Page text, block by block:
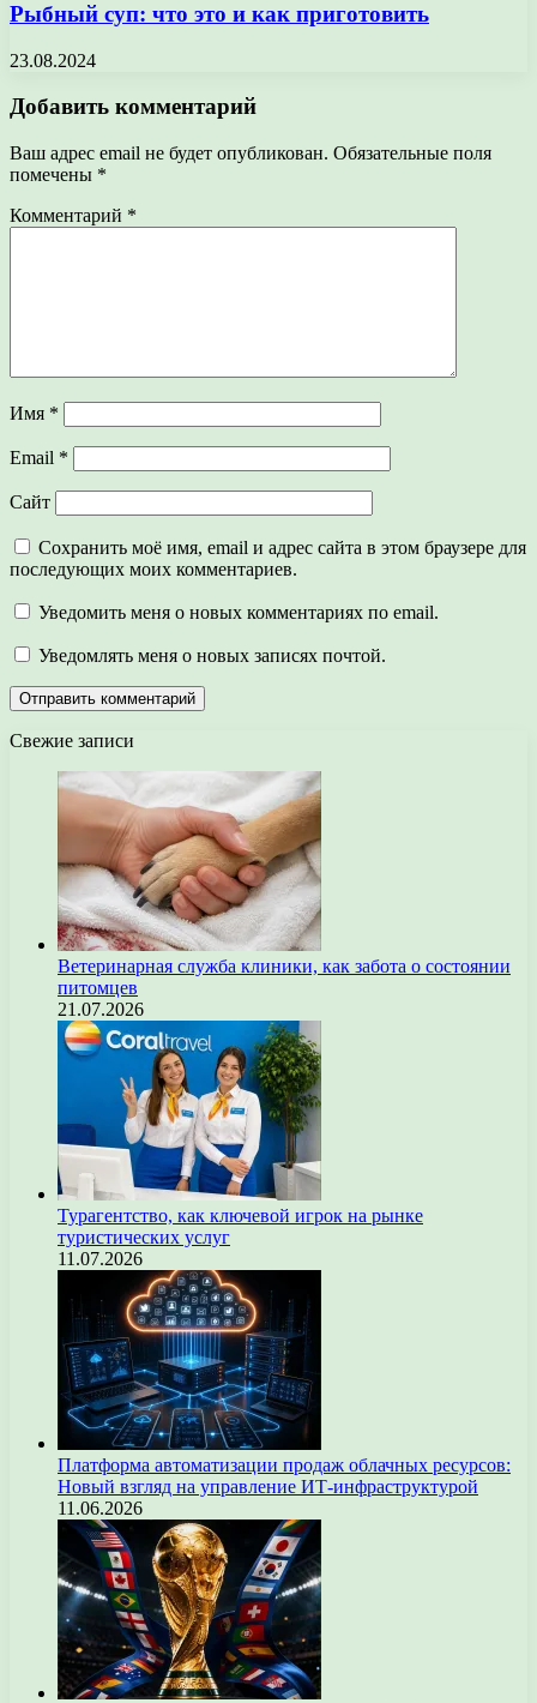
Рыбный суп: что это и как приготовить
23.08.2024
Добавить комментарий
Ваш адрес email не будет опубликован. Обязательные поля
помечены *
Комментарий *
Имя *
Email *
Сайт
Сохранить моё имя, email и адрес сайта в этом браузере для
последующих моих комментариев.
Уведомить меня о новых комментариях по email.
Уведомлять меня о новых записях почтой.
Свежие записи
Ветеринарная служба клиники, как забота о состоянии
питомцев
21.07.2026
Турагентство, как ключевой игрок на рынке
туристических услуг
11.07.2026
Платформа автоматизации продаж облачных ресурсов:
Новый взгляд на управление ИТ-инфраструктурой
11.06.2026